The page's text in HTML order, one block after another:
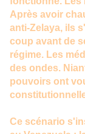
Après avoir
anti-Zelaya, ils
coup avant de
régime. Les
des ondes.
pouvoirs ont
Ce scénario